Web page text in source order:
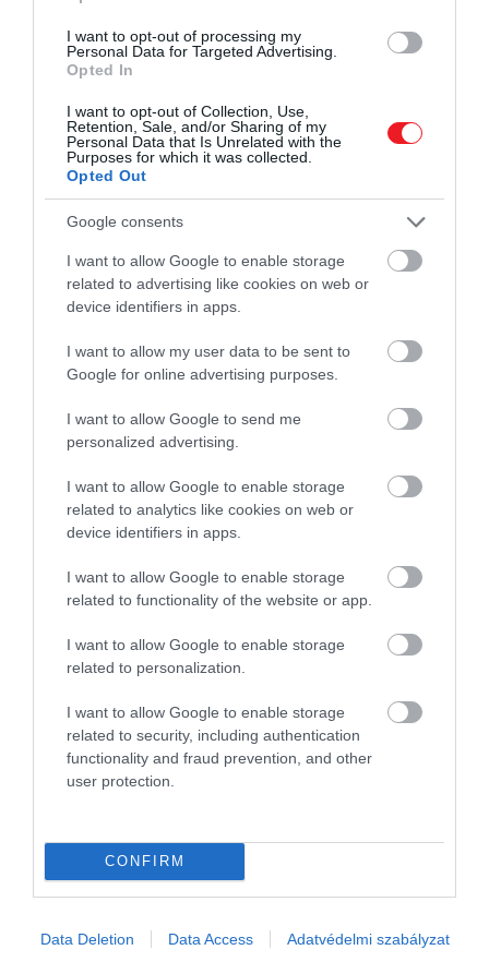
I want to opt-out of processing my
Personal Data for Targeted Advertising.
Opted In
I want to opt-out of Collection, Use,
Retention, Sale, and/or Sharing of my
Personal Data that Is Unrelated with the
Purposes for which it was collected.
Opted Out
Google consents
I want to allow Google to enable storage
related to advertising like cookies on web or
device identifiers in apps.
I want to allow my user data to be sent to
Google for online advertising purposes.
I want to allow Google to send me
personalized advertising.
I want to allow Google to enable storage
related to analytics like cookies on web or
device identifiers in apps.
I want to allow Google to enable storage
related to functionality of the website or app.
I want to allow Google to enable storage
related to personalization.
I want to allow Google to enable storage
related to security, including authentication
functionality and fraud prevention, and other
user protection.
CONFIRM
Data Deletion Data Access Adatvédelmi szabályzat
Nyáron megjelenik Prince 2010-ben
felvett, de eddig ki nem adott Welcome 2
America című albuma - jelentették be
Prince hagyatékának gondozói és a
2022. FEBRUÁR 15. ● KOVÁCS REBEKA
Prince-album
KOVÁCS REBEKA
Előző … 4
Művelődj, szórakozz, kíváncsiskodj, kóstolgass
és ismerd meg a Hamu és Gyémánt világát!